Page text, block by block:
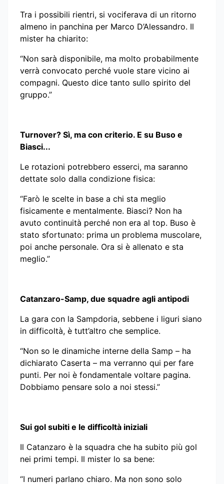
Tra i possibili rientri, si vociferava di un ritorno
almeno in panchina per Marco D’Alessandro. Il
mister ha chiarito:
“Non sarà disponibile, ma molto probabilmente
verrà convocato perché vuole stare vicino ai
compagni. Questo dice tanto sullo spirito del
gruppo.”
Turnover? Sì, ma con criterio. E su Buso e
Biasci...
Le rotazioni potrebbero esserci, ma saranno
dettate solo dalla condizione fisica:
“Farò le scelte in base a chi sta meglio
fisicamente e mentalmente. Biasci? Non ha
avuto continuità perché non era al top. Buso è
stato sfortunato: prima un problema muscolare,
poi anche personale. Ora si è allenato e sta
meglio.”
Catanzaro-Samp, due squadre agli antipodi
La gara con la Sampdoria, sebbene i liguri siano
in difficoltà, è tutt’altro che semplice.
“Non so le dinamiche interne della Samp – ha
dichiarato Caserta – ma verranno qui per fare
punti. Per noi è fondamentale voltare pagina.
Dobbiamo pensare solo a noi stessi.”
Sui gol subiti e le difficoltà iniziali
Il Catanzaro è la squadra che ha subito più gol
nei primi tempi. Il mister lo sa bene:
“I numeri parlano chiaro. Ma non sono solo